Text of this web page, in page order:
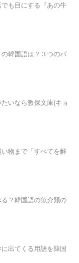
でも目にする『あの牛
の韓国語は？３つのパ
いなら教保文庫(キョ
い物まで「すべてを解
？韓国語の魚介類の
出てくる用語を韓国